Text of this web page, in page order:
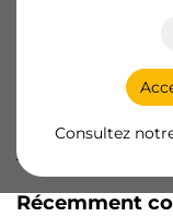
Consultez
Récemment